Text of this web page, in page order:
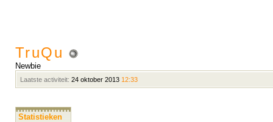
TruQu
Newbie
Laatste activiteit: 24 oktober 2013 12:33
Statistieken